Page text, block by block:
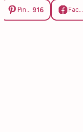
Pinterest 916 Facebook